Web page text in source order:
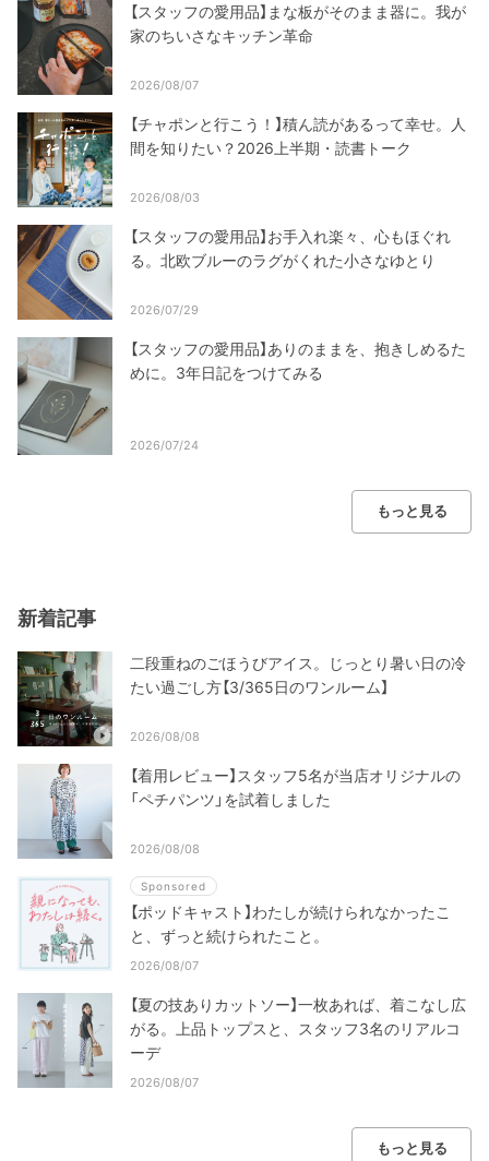
【スタッフの愛用品】まな板がそのまま器に。我が
家のちいさなキッチン革命
2026/08/07
【チャポンと行こう！】積ん読があるって幸せ。人
間を知りたい？2026上半期・読書トーク
2026/08/03
【スタッフの愛用品】お手入れ楽々、心もほぐれ
る。北欧ブルーのラグがくれた小さなゆとり
2026/07/29
【スタッフの愛用品】ありのままを、抱きしめるた
めに。3年日記をつけてみる
2026/07/24
もっと見る
新着記事
二段重ねのごほうびアイス。じっとり暑い日の冷
たい過ごし方【3/365日のワンルーム】
2026/08/08
【着用レビュー】スタッフ5名が当店オリジナルの
「ペチパンツ」を試着しました
2026/08/08
Sponsored
【ポッドキャスト】わたしが続けられなかったこ
と、ずっと続けられたこと。
2026/08/07
【夏の技ありカットソー】一枚あれば、着こなし広
がる。上品トップスと、スタッフ3名のリアルコ
ーデ
2026/08/07
もっと見る